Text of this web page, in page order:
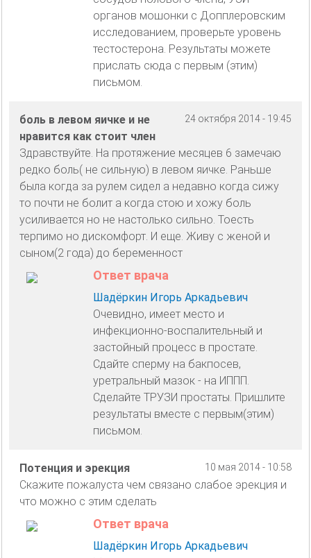
органов мошонки с Допплеровским
исследованием, проверьте уровень
тестостерона. Результаты можете
прислать сюда с первым (этим)
письмом.
24 октября 2014 - 19:45
боль в левом яичке и не
нравится как стоит член
Здравствуйте. На протяжение месяцев 6 замечаю
редко боль( не сильную) в левом яичке. Раньше
была когда за рулем сидел а недавно когда сижу
то почти не болит а когда стою и хожу боль
усиливается но не настолько сильно. Тоесть
терпимо но дискомфорт. И еще. Живу с женой и
сыном(2 года) до беременност
Ответ врача
Шадёркин Игорь Аркадьевич
Очевидно, имеет место и
инфекционно-воспалительный и
застойный процесс в простате.
Сдайте сперму на бакпосев,
уретральный мазок - на ИППП.
Сделайте ТРУЗИ простаты. Пришлите
результаты вместе с первым(этим)
письмом.
10 мая 2014 - 10:58
Потенция и эрекция
Скажите пожалуста чем связано слабое эрекция и
что можно с этим сделать
Ответ врача
Шадёркин Игорь Аркадьевич